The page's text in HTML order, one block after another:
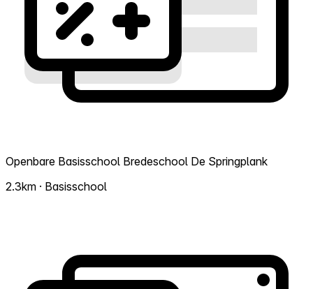
Openbare Basisschool Bredeschool De Springplank
2.3km · Basisschool